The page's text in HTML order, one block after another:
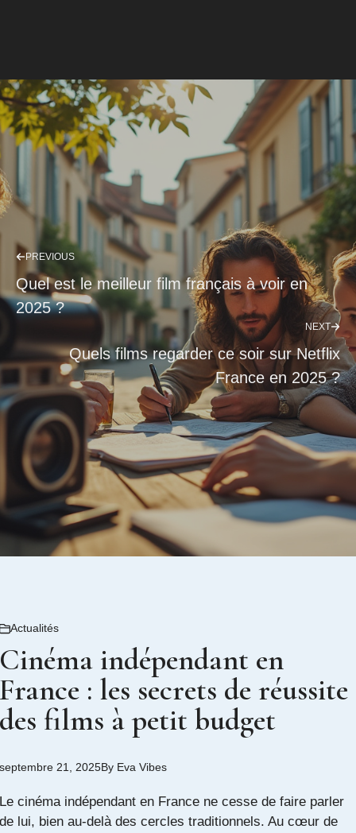
PREVIOUS
Quel est le meilleur film français à voir en
2025 ?
NEXT
Quels films regarder ce soir sur Netflix
France en 2025 ?
Actualités
Cinéma indépendant en
France : les secrets de réussite
des films à petit budget
septembre 21, 2025By Eva Vibes
Le cinéma indépendant en France ne cesse de faire parler
de lui, bien au-delà des cercles traditionnels. Au cœur de